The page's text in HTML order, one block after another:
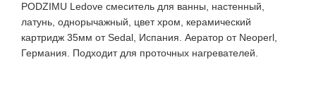
PODZIMU Ledove смеситель для ванны, настенный,
латунь, однорычажный, цвет хром, керамический
картридж 35мм от Sedal, Испания. Аератор от Neoperl,
Германия. Подходит для проточных нагревателей.